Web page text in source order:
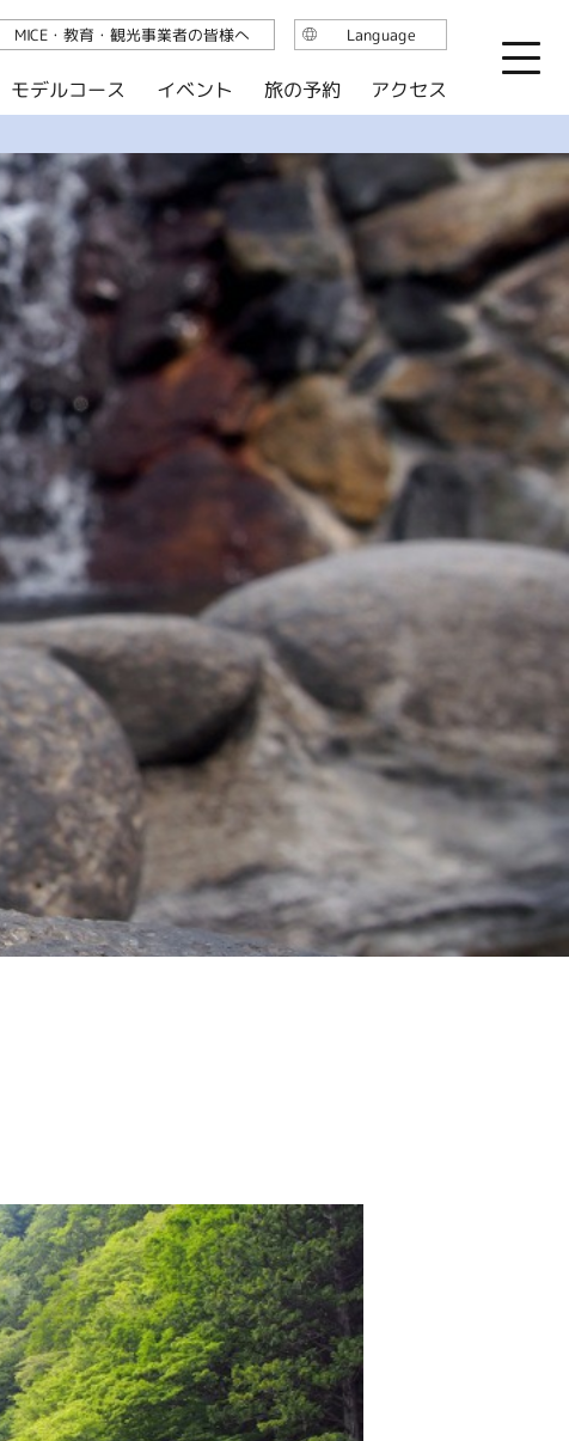
モデルコース イベント 旅の予約 アクセス
MICE・教育・観光事業者の皆様へ Language
English
简体中文
한국어